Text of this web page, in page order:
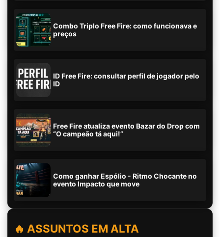
Combo Triplo Free Fire: como funcionava e
preços
ID Free Fire: consultar perfil de jogador pelo
ID
Free Fire atualiza evento Bazar do Drop com
“O campeão tá aqui!”
Como ganhar Espólio - Ritmo Chocante no
evento Impacto que move
🔥 ASSUNTOS EM ALTA